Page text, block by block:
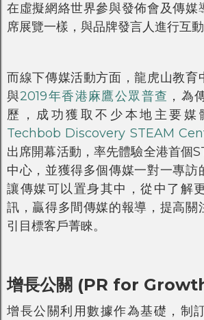
在虛擬網絡世界參與發佈會及傳媒
席展覽一樣，與品牌發言人進行互動
而線下傳媒活動方面，龍虎山教育
與2019年香港麻鷹公眾普查 ，為
歷，成功獲取不少本地主要媒
Techbob Discovery STEAM
出席開幕活動，率先體驗全港首個
中心，並獲得多個傳媒一對一專訪
讓傳媒可以置身其中，從中了解
訊，贏得多間傳媒的報導，提高關
引目標客戶菁睞。
增長公關 (PR for
增長公關利用數據作為基礎，制